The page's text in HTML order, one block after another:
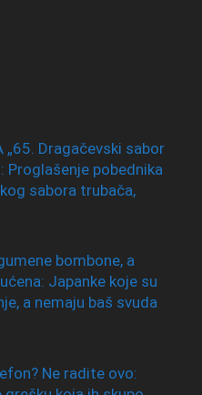
„65. Dragačevski sabor
Proglašenje pobednika
sabora trubača,
bombone, a
Japanke koje su
a nemaju baš svuda
Ne radite ovo: